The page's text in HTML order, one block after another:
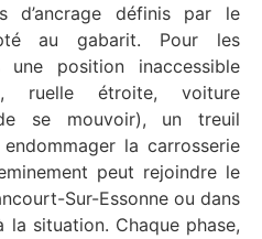
d’ancrage définis par le
au gabarit. Pour les
une position inaccessible
ruelle étroite, voiture
se mouvoir), un treuil
la carrosserie
peut rejoindre le
Sur-Essonne ou dans
situation. Chaque phase,